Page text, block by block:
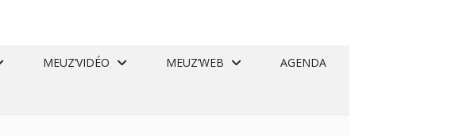
MEUZ’VIDÉO MEUZ’WEB AGENDA